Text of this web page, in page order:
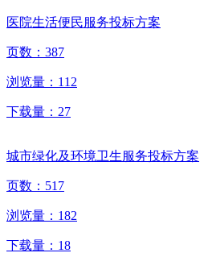
医院生活便民服务投标方案
页数： 387
浏览量： 112
下载量： 27
城市绿化及环境卫生服务投标方案
页数： 517
浏览量： 182
下载量： 18